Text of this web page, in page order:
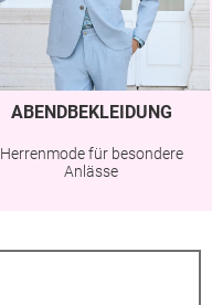
ABENDBEKLEIDUNG
Herrenmode für besondere
Anlässe